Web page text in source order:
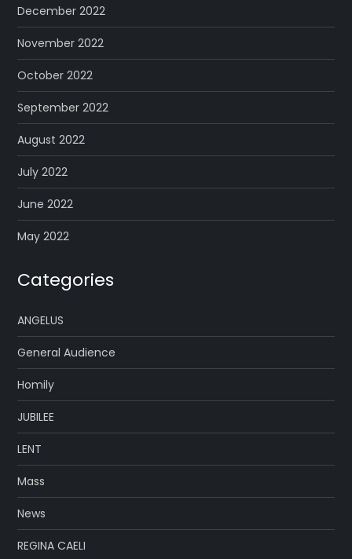
December 2022
November 2022
October 2022
September 2022
August 2022
July 2022
June 2022
May 2022
Categories
ANGELUS
General Audience
Homily
JUBILEE
LENT
Mass
News
REGINA CAELI